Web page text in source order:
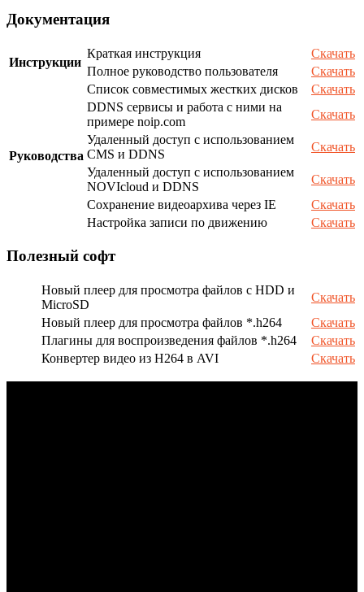
Документация
Инструкции
Краткая инструкция
Скачать
Полное руководство пользователя
Скачать
Руководства
Список совместимых жестких дисков
Скачать
DDNS сервисы и работа с ними на
примере noip.com
Скачать
Удаленный доступ с использованием
CMS и DDNS
Скачать
Удаленный доступ с использованием
NOVIcloud и DDNS
Скачать
Сохранение видеоархива через IE
Скачать
Настройка записи по движению
Скачать
Полезный софт
Новый плеер для просмотра файлов с HDD и
MicroSD
Скачать
Новый плеер для просмотра файлов *.h264
Скачать
Плагины для воспроизведения файлов *.h264
Скачать
Конвертер видео из H264 в AVI
Скачать